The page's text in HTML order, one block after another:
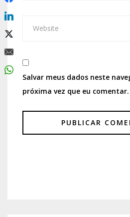
Salvar meus dados neste
próxima vez que eu comentar.